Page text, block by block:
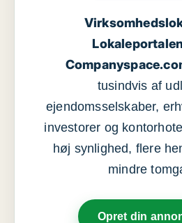
tusindvis af
ejendomsselskaber,
investorer og
høj synlighed, flere
mindre
Opret din